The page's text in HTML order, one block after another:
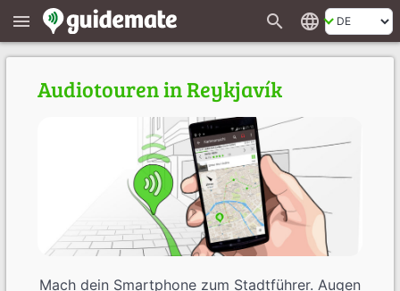
menu search language
Audiotouren in Reykjavík
Mach dein Smartphone zum Stadtführer. Augen